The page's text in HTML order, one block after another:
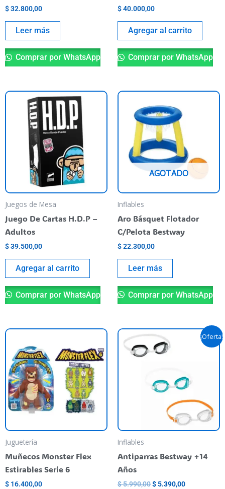
$32.800,00
Leer más
Comprar por WhatsApp
$40.000,00
Agregar al carrito
Comprar por WhatsApp
Juegos de Mesa
Juego De Cartas H.D.P –
Adultos
$39.500,00
Agregar al carrito
Comprar por WhatsApp
AGOTADO
Inflables
Aro Básquet Flotador
C/Pelota Bestway
$22.300,00
Leer más
Comprar por WhatsApp
Juguetería
Muñecos Monster Flex
Estirables Serie 6
$ 16.400,00
Este
producto
tiene
se
pueden
elegir
¡Oferta!
Inflables
Antiparras Bestway +14
Años
$5.990,00
El
precio
original
$5.390,00
El
precio
se